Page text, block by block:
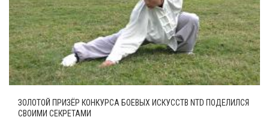
ЗОЛОТОЙ ПРИЗЁР КОНКУРСА БОЕВЫХ ИСКУССТВ NTD ПОДЕЛИЛСЯ
СВОИМИ СЕКРЕТАМИ